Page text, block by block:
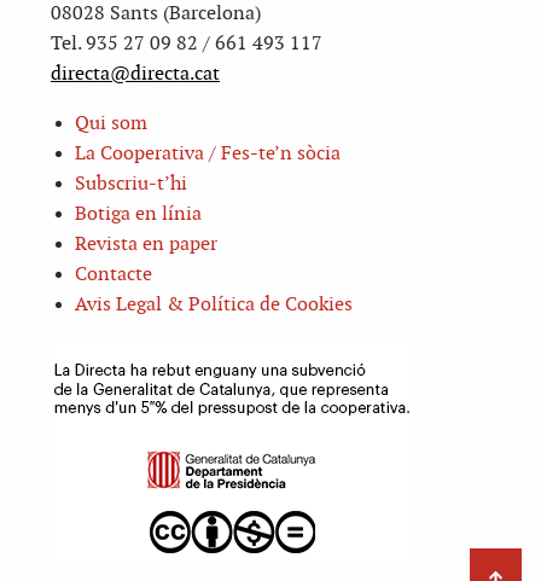
08028 Sants (Barcelona)
Tel. 935 27 09 82 / 661 493 117
directa@directa.cat
Qui som
La Cooperativa / Fes-te’n sòcia
Subscriu-t’hi
Botiga en línia
Revista en paper
Contacte
Avis Legal & Política de Cookies